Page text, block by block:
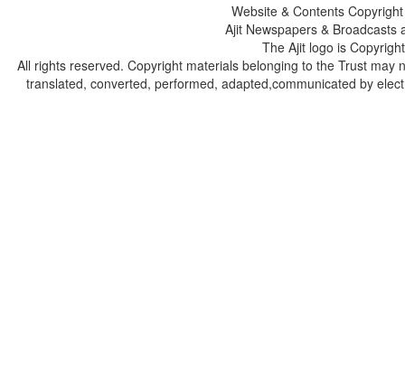
Website & Contents
Ajit Newspapers &
The Ajit logo is
All rights reserved. Copyright materials belonging to the Trust
translated, converted, performed, adapted,communicated by